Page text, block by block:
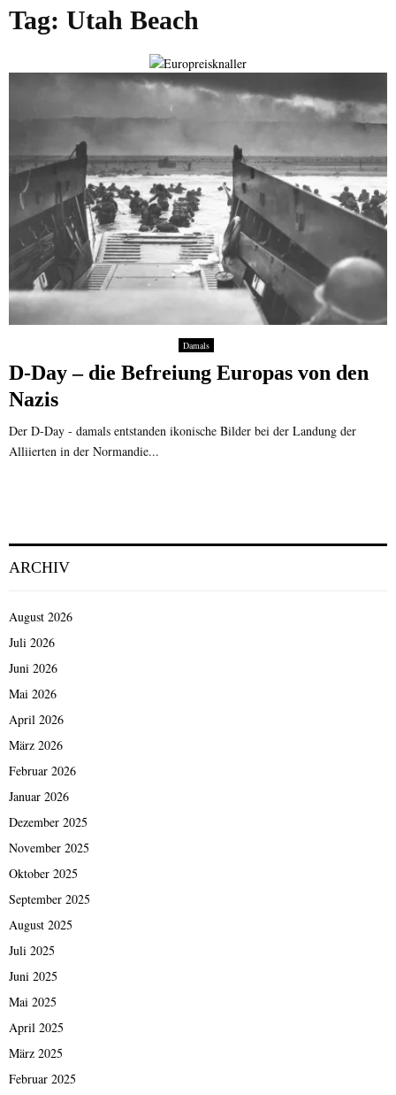
Tag: Utah Beach
Damals
D-Day – die Befreiung Europas von den
Nazis
Der D-Day - damals entstanden ikonische Bilder bei der Landung der
Alliierten in der Normandie...
ARCHIV
August 2026
Juli 2026
Juni 2026
Mai 2026
April 2026
März 2026
Februar 2026
Januar 2026
Dezember 2025
November 2025
Oktober 2025
September 2025
August 2025
Juli 2025
Juni 2025
Mai 2025
April 2025
März 2025
Februar 2025